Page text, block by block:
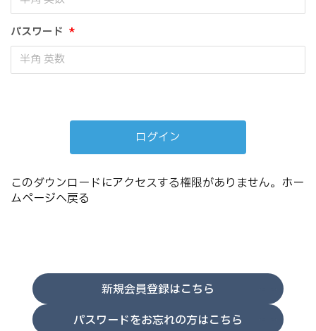
パスワード *
このダウンロードにアクセスする権限がありません。 ホー
ムページへ戻る
新規会員登録はこちら
パスワードをお忘れの方はこちら